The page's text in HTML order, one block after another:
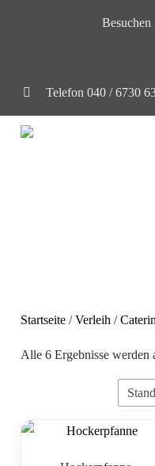
Besuchen
Telefon 040 / 6730
Startseite /Verleih /
Alle 6 Ergebnisse werden